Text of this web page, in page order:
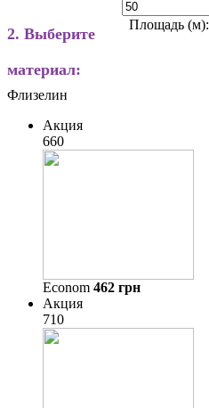
Площадь (м):
2. Выберите
материал:
Флизелин
Акция
660
Econom 462 грн
Акция
710